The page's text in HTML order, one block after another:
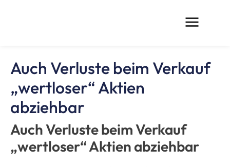
Auch Verluste beim Verkauf
„wertloser“ Aktien
abziehbar
Auch Verluste beim Verkauf
„wertloser“ Aktien abziehbar